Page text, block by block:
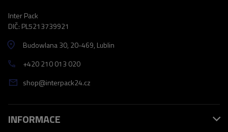
Inter Pack
DIČ: PL5213739921
Budowlana 30, 20-469, Lublin
+420 210 013 020
shop@interpack24.cz
INFORMACE